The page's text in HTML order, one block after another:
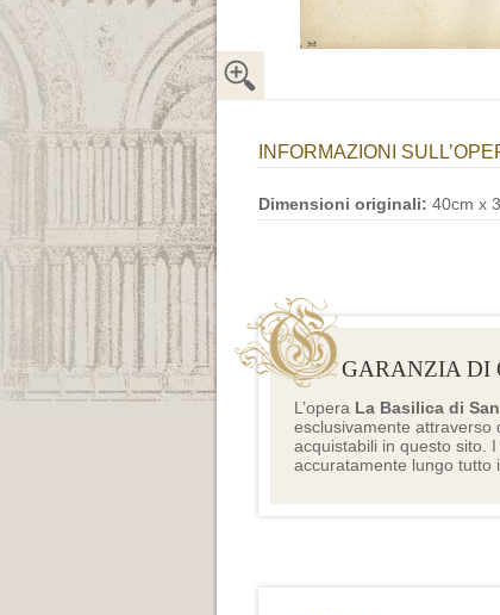
INFORMAZIONI
Dimensioni originali: 40cm x
GARANZIA DI
L’opera La Basilica di
esclusivamente attraverso
acquistabili in questo sito.
accuratamente lungo tutto